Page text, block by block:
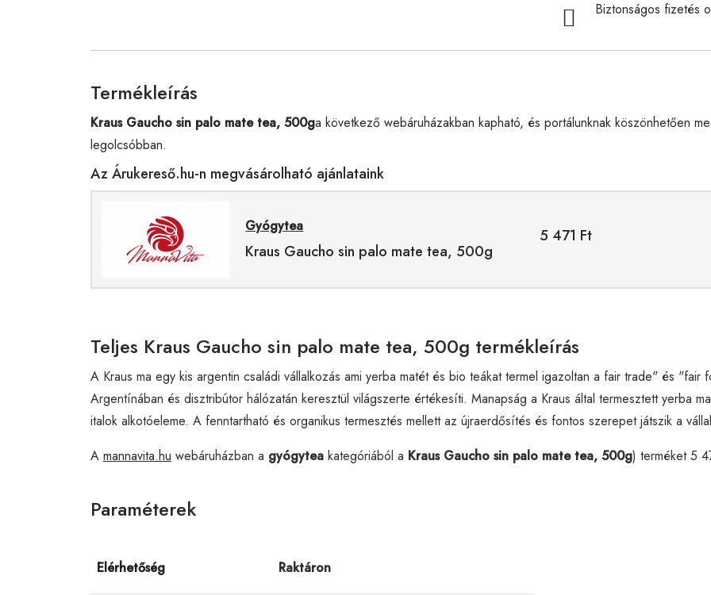
Biztonságos fizetés
Termékleírás
Kraus Gaucho sin palo mate tea, 500ga következő webáruházakban kapható, és portálunknak köszönhetően
legolcsóbban.
Az Árukereső.hu-n megvásárolható ajánlataink
Gyógytea
Kraus Gaucho sin palo mate tea, 500g
5 471 Ft
Teljes Kraus Gaucho sin palo mate tea, 500g termékleírás
A Kraus ma egy kis argentin családi vállalkozás ami yerba matét és bio teákat termel igazoltan a fair trade" és "fair
Argentínában és disztribútor hálózatán keresztül világszerte értékesíti. Manapság a Kraus által termesztett yerba
italok alkotóeleme. A fenntartható és organikus termesztés mellett az újraerdősítés és fontos szerepet játszik a
A mannavita.hu webáruházban a gyógytea kategóriából a Kraus Gaucho sin palo mate tea, 500g) terméket 5
Paraméterek
Elérhetőség Raktáron